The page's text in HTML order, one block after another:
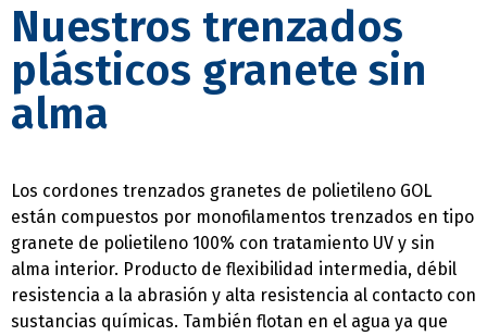
Nuestros trenzados
plásticos granete sin
alma
Los cordones trenzados granetes de polietileno GOL
están compuestos por monofilamentos trenzados en tipo
granete de polietileno 100% con tratamiento UV y sin
alma interior. Producto de flexibilidad intermedia, débil
resistencia a la abrasión y alta resistencia al contacto con
sustancias químicas. También flotan en el agua ya que